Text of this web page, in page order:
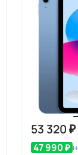
53 320 ₽
47 990 ₽